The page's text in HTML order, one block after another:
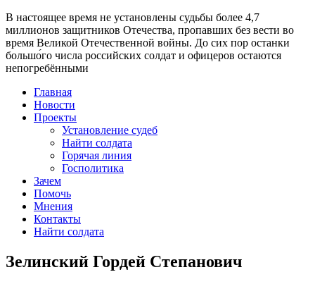
В настоящее время не установлены судьбы более 4,7
миллионов защитников Отечества, пропавших без вести во
время Великой Отечественной войны. До сих пор останки
большо́го числа российских солдат и офицеров остаются
непогребёнными
Главная
Новости
Проекты
Установление судеб
Найти солдата
Горячая линия
Госполитика
Зачем
Помочь
Мнения
Контакты
Найти солдата
Зелинский Гордей Степанович